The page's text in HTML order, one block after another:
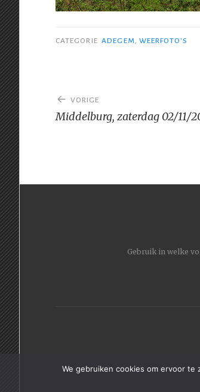
CATEGORIE ADEGEM, WEERFOTO'S
Bericht
navigatie
VORIGE
Middelburg, zaterdag 02/11/
Gebruik in welke
We gebruiken cookies om ervoor